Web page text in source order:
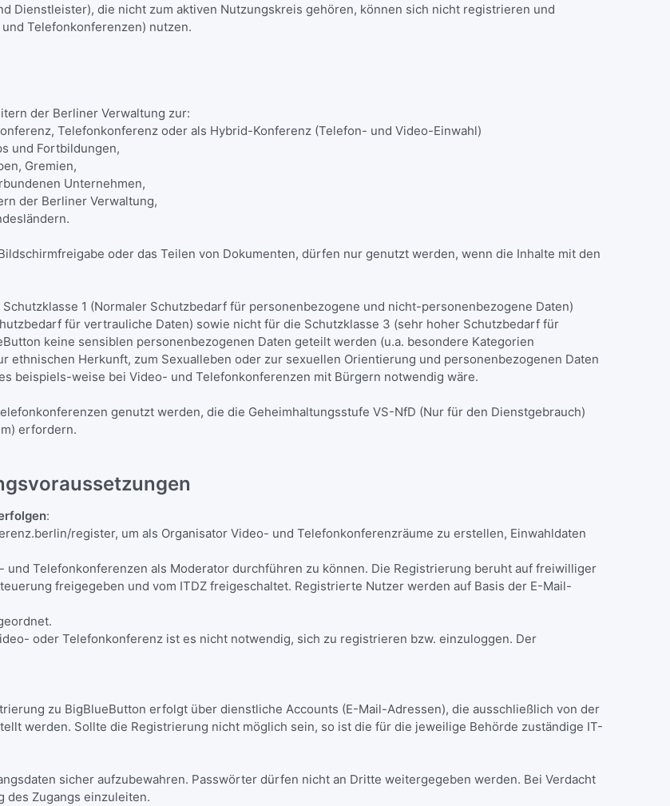
Dienstleister), die nicht zum aktiven Nutzungskreis gehören, können sich nicht registrieren und
Telefonkonferenzen) nutzen.
der Berliner Verwaltung zur:
Telefonkonferenz oder als Hybrid-Konferenz (Telefon- und Video-Einwahl)
und Fortbildungen,
Gremien,
Unternehmen,
der Berliner Verwaltung,
oder das Teilen von Dokumenten, dürfen nur genutzt werden, wenn die Inhalte mit den
1 (Normaler Schutzbedarf für personenbezogene und nicht-personenbezogene Daten)
für vertrauliche Daten) sowie nicht für die Schutzklasse 3 (sehr hoher Schutzbedarf für
keine sensiblen personenbezogenen Daten geteilt werden (u.a. besondere Kategorien
ethnischen Herkunft, zum Sexualleben oder zur sexuellen Orientierung und personenbezogenen Daten
beispiels-weise bei Video- und Telefonkonferenzen mit Bürgern notwendig wäre.
genutzt werden, die die Geheimhaltungsstufe VS-NfD (Nur für den Dienstgebrauch)
erfordern.
:
register, um als Organisator Video- und Telefonkonferenzräume zu erstellen, Einwahldaten
Telefonkonferenzen als Moderator durchführen zu können. Die Registrierung beruht auf freiwilliger
freigegeben und vom ITDZ freigeschaltet. Registrierte Nutzer werden auf Basis der E-Mail-
oder Telefonkonferenz ist es nicht notwendig, sich zu registrieren bzw. einzuloggen. Der
zu BigBlueButton erfolgt über dienstliche Accounts (E-Mail-Adressen), die ausschließlich von der
werden. Sollte die Registrierung nicht möglich sein, so ist die für die jeweilige Behörde zuständige IT-
sicher aufzubewahren. Passwörter dürfen nicht an Dritte weitergegeben werden. Bei Verdacht
des Zugangs einzuleiten.